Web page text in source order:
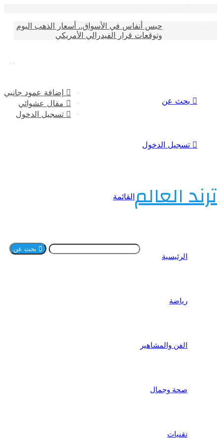
حبس أنفاس في الأسواق.. أسعار الذهب اليوم
وتوقعات قرار الفيدرالي الأمريكي
إضافة عمود جانبي
مقال عشوائي
تسجيل الدخول
بحث عن
تسجيل الدخول
العالمالقائمة
الفن والمشاهير
صحة وجمال
بحث عن